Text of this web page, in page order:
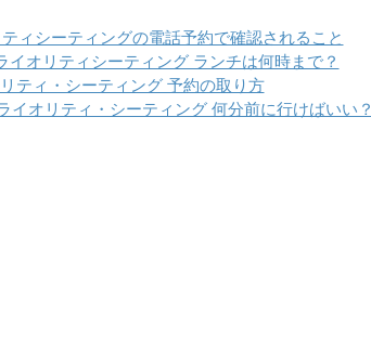
ィシーティングの電話予約で確認されること
イオリティシーティング ランチは何時まで？
ティ・シーティング 予約の取り方
イオリティ・シーティング 何分前に行けばいい？